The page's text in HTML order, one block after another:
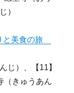
）
と美食の旅
じ）、【11】
（きゅうあん